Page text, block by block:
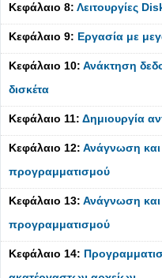
Κεφάλαιο 8: Λειτουργίες
Κεφάλαιο 9: Εργασία με
Κεφάλαιο 10: Ανάκτηση
δισκέτα
Κεφάλαιο 11: Δημιουργία
Κεφάλαιο 12: Ανάγνωση
προγραμματισμού
Κεφάλαιο 13: Ανάγνωση
προγραμματισμού
Κεφάλαιο 14: